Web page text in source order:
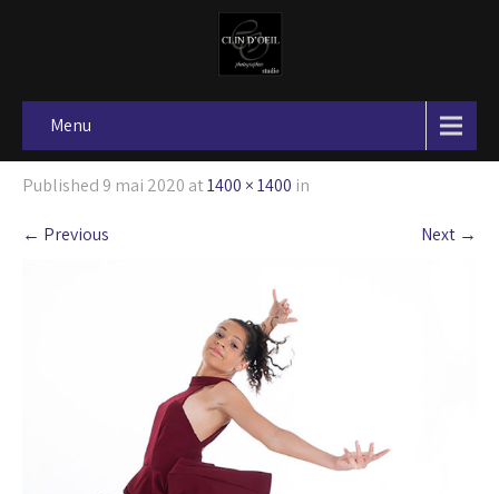
Menu
Published 9 mai 2020 at1400 × 1400 in
← Previous Next →